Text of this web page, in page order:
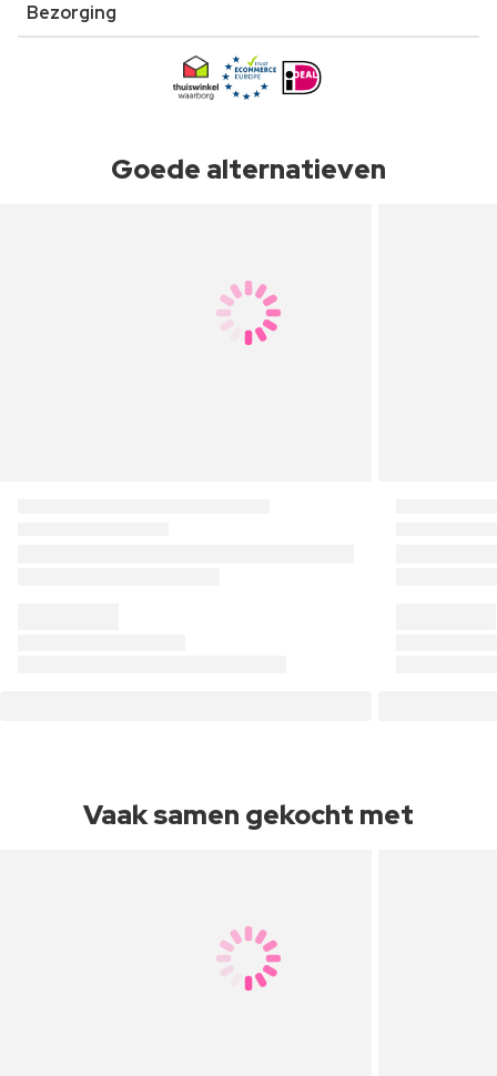
Bezorging
Goede alternatieven
Vaak samen gekocht met